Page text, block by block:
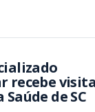
recebe
de SC